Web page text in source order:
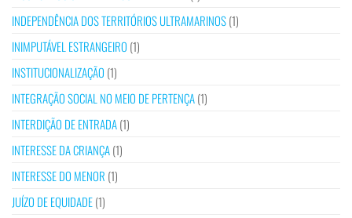
INDEPENDÊNCIA DOS TERRITÓRIOS ULTRAMARINOS(1)
INIMPUTÁVEL ESTRANGEIRO (1)
INSTITUCIONALIZAÇÃO (1)
INTEGRAÇÃO SOCIAL NO MEIO DE PERTENÇA(1)
INTERDIÇÃO DE ENTRADA(1)
INTERESSE DA CRIANÇA(1)
INTERESSE DO MENOR (1)
JUÍZO DE EQUIDADE(1)